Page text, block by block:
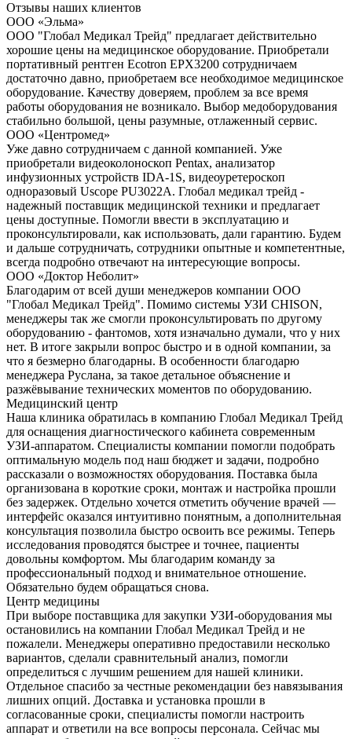
Отзывы наших клиентов
ООО «Эльма»
ООО "Глобал Медикал Трейд" предлагает действительно
хорошие цены на медицинское оборудование. Приобретали
портативный рентген Ecotron EPX3200 сотрудничаем
достаточно давно, приобретаем все необходимое медицинское
оборудование. Качеству доверяем, проблем за все время
работы оборудования не возникало. Выбор медоборудования
стабильно большой, цены разумные, отлаженный сервис.
ООО «Центромед»
Уже давно сотрудничаем с данной компанией. Уже
приобретали видеоколоноскоп Pentax, анализатор
инфузионных устройств IDA-1S, видеоуретероскоп
одноразовый Uscope PU3022A. Глобал медикал трейд -
надежный поставщик медицинской техники и предлагает
цены доступные. Помогли ввести в эксплуатацию и
проконсультировали, как использовать, дали гарантию. Будем
и дальше сотрудничать, сотрудники опытные и компетентные,
всегда подробно отвечают на интересующие вопросы.
ООО «Доктор Неболит»
Благодарим от всей души менеджеров компании ООО
"Глобал Медикал Трейд". Помимо системы УЗИ CHISON,
менеджеры так же смогли проконсультировать по другому
оборудованию - фантомов, хотя изначально думали, что у них
нет. В итоге закрыли вопрос быстро и в одной компании, за
что я безмерно благодарны. В особенности благодарю
менеджера Руслана, за такое детальное объяснение и
разжёвывание технических моментов по оборудованию.
Медицинский центр
Наша клиника обратилась в компанию Глобал Медикал Трейд
для оснащения диагностического кабинета современным
УЗИ-аппаратом. Специалисты компании помогли подобрать
оптимальную модель под наш бюджет и задачи, подробно
рассказали о возможностях оборудования. Поставка была
организована в короткие сроки, монтаж и настройка прошли
без задержек. Отдельно хочется отметить обучение врачей —
интерфейс оказался интуитивно понятным, а дополнительная
консультация позволила быстро освоить все режимы. Теперь
исследования проводятся быстрее и точнее, пациенты
довольны комфортом. Мы благодарим команду за
профессиональный подход и внимательное отношение.
Обязательно будем обращаться снова.
Центр медицины
При выборе поставщика для закупки УЗИ-оборудования мы
остановились на компании Глобал Медикал Трейд и не
пожалели. Менеджеры оперативно предоставили несколько
вариантов, сделали сравнительный анализ, помогли
определиться с лучшим решением для нашей клиники.
Отдельное спасибо за честные рекомендации без навязывания
лишних опций. Доставка и установка прошли в
согласованные сроки, специалисты помогли настроить
аппарат и ответили на все вопросы персонала. Сейчас мы